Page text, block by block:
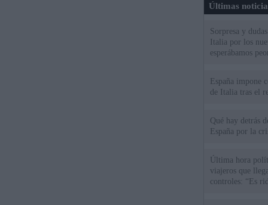
Últimas
Sorpresa y
Italia por los
esperábamos
España impone
de Italia tras el
Qué hay detrás
España por la
Última hora
viajeros que
controles: “Es